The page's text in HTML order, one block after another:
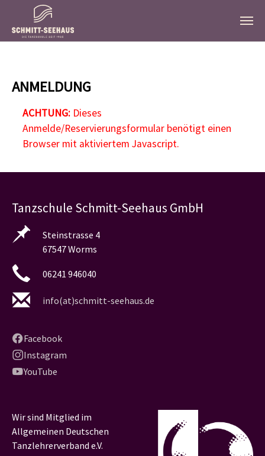
ANMELDUNG
ACHTUNG:Dieses
Anmelde/Reservierungsformular benötigt einen
Browser mit aktiviertem Javascript.
Tanzschule Schmitt-Seehaus GmbH
Steinstrasse 4
67547 Worms
06241 946040
info(at)schmitt-seehaus.de
Facebook
Instagram
YouTube
Wir sind Mitglied im
Allgemeinen Deutschen
Tanzlehrerverband e.V.